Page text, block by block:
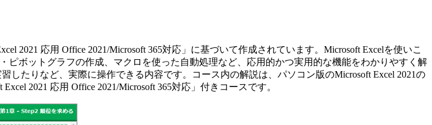
2021 応用 Office 2021/Microsoft 365対応」に基づいて作成されています。Microsoft Excelを使いこ
ボットグラフの作成、マクロを使った自動処理など、応用的かつ実用的な機能をわかりやすく解
たりなど、実際に操作できる内容です。コース内の解説は、パソコン版のMicrosoft Excel 2021の
2021 応用 Office 2021/Microsoft 365対応」付きコースです。